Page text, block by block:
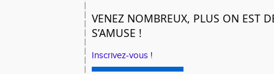
VENEZ NOMBREUX, PLUS ON EST
S’AMUSE !
Inscrivez-vous !